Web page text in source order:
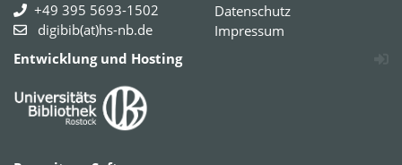
+49 395 5693-1502
digibib(at)hs-nb.de
Datenschutz
Impressum
Entwicklung und Hosting